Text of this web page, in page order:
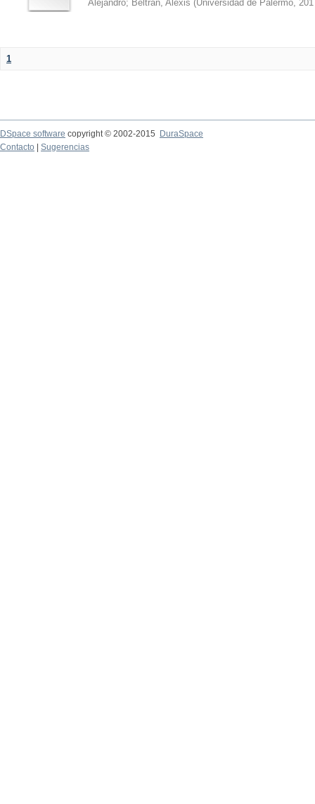
Alejandro; Beltrán, Alexis (Universidad de Palermo,
1
DSpace software copyright © 2002-2015
DuraSpace
Contacto
Sugerencias